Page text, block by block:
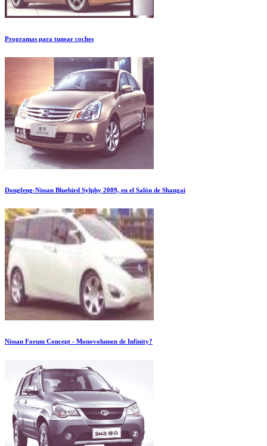
Programas para tunear coches
Dongfeng-Nissan Bluebird Sylphy 2009, en el Salón de Shangai
Nissan Forum Concept - Monovolumen de Infinity?